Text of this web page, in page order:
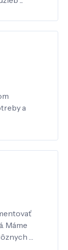
a
Máme
…